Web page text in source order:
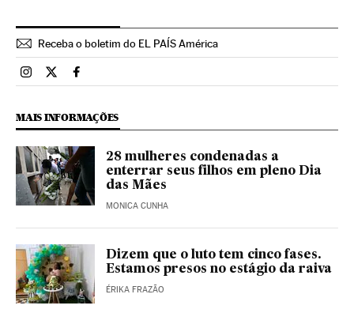
Receba o boletim do EL PAÍS América
Brasil El País Brasil en Instagram
Brasil El País Brasil en Twitter
Brasil El País Brasil en Facebook
MAIS INFORMAÇÕES
28 mulheres condenadas a
enterrar seus filhos em pleno Dia
das Mães
MONICA CUNHA
Dizem que o luto tem cinco fases.
Estamos presos no estágio da raiva
ÉRIKA FRAZÃO